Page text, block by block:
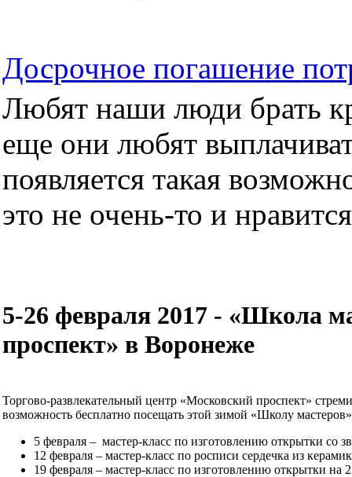
Досрочное погашение
Любят наши люди брать
еще они любят
появляется такая
это не очень-то и
5-26 февраля 2017 - «Школа
проспект» в Воронеже
Торгово-развлекательный центр «Московский проспект»
возможность бесплатно посещать этой зимой «Школу
5 февраля – мастер-класс по изготовлению открытки со
12 февраля – мастер-класс по росписи сердечка из
19 февраля – мастер-класс по изготовлению открытки на